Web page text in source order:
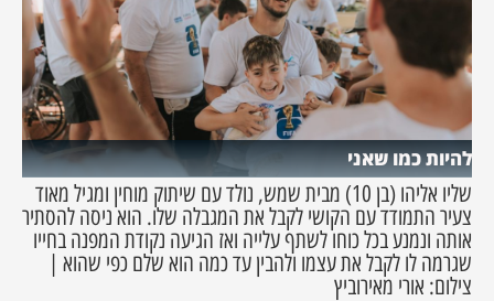
להיות כמו שאני
שליו אליהו (בן 10) מבית שמש, נולד עם שיתוק מוחין ומגיל מאוד
צעיר התמודד עם הקושי לקבל את המגבלה שלו. הוא ניסה להסתיר
אותה ונמנע בכל כוחו לשתף עלייה ואז הגיעה נקודת המפנה בחייו
שגרמה לו לקבל את עצמו ולהבין עד כמה הוא שלם כפי שהוא |
צילום: אורי מאירוביץ